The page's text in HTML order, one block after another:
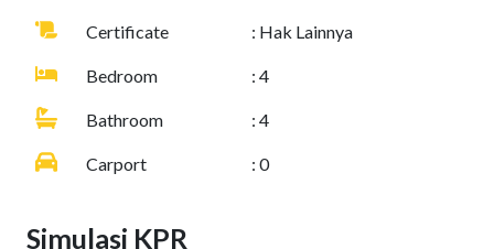
Certificate : Hak Lainnya
Bedroom : 4
Bathroom : 4
Carport : 0
Simulasi KPR